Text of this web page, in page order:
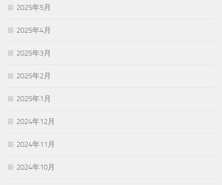
2025年5月
2025年4月
2025年3月
2025年2月
2025年1月
2024年12月
2024年11月
2024年10月